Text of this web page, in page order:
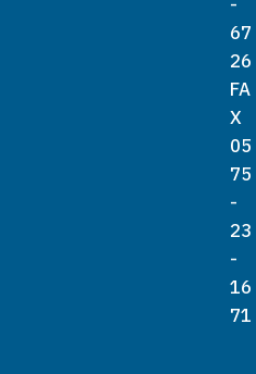
-
67
26
FA
X
05
75
-
23
-
16
71